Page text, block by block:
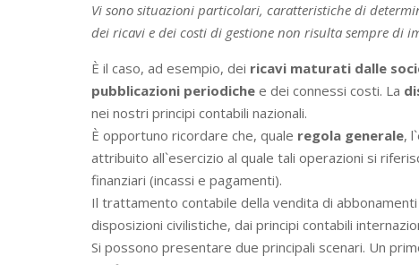
Vi sono situazioni particolari, caratteristiche di
dei ricavi e dei costi di gestione non risulta sempre di
È il caso, ad esempio, dei ricavi maturati dalle
pubblicazioni periodiche e dei connessi costi. La
nei nostri principi contabili nazionali.
È opportuno ricordare che, quale regola generale,
attribuito all`esercizio al quale tali operazioni si
finanziari (incassi e pagamenti).
Il trattamento contabile della vendita di
disposizioni civilistiche, dai principi contabili
Si possono presentare due principali scenari. Un